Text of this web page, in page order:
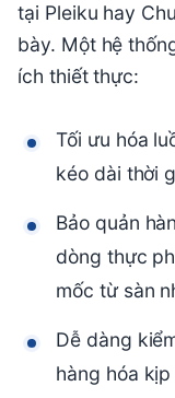
tại Pleiku hay
bày. Một hệ
ích thiết thực:
Tối ưu hóa
kéo dài thời
Bảo quản
dòng thực
mốc từ sàn
Dễ dàng
hàng hóa